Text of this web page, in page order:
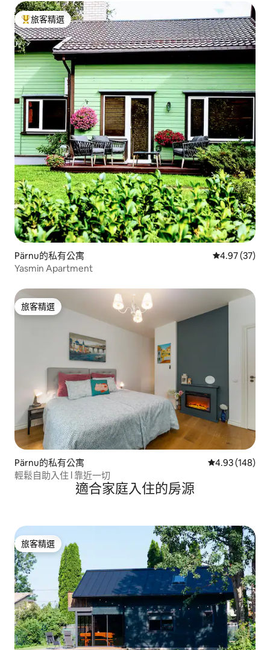
旅客精選榜首
旅客精選
Pärnu的私有公寓 從 37 則評價
4.97 (37)
Yasmin Apartment
旅客精選
旅客精選
Pärnu的私有公寓 從 148 則評價
4.93 (148)
輕鬆自助入住 l 靠近一切
適合家庭入住的房源
旅客精選
旅客精選